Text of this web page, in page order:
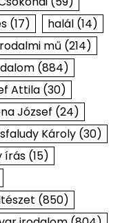
(17) halál(14)
mű (214)
(884)
Attila(30)
József (24)
Károly(30)
írás(15)
(850)